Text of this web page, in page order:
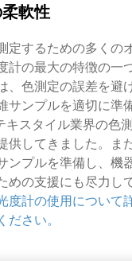
軟性
定するための多くの
計の最大の特徴の一
、色測定の誤差を避
サンプルを適切に準
キスタイル業界の色
供してきました。ま
ンプルを準備し、機
めの支援にも尽力し
度計の使用について
ださい。